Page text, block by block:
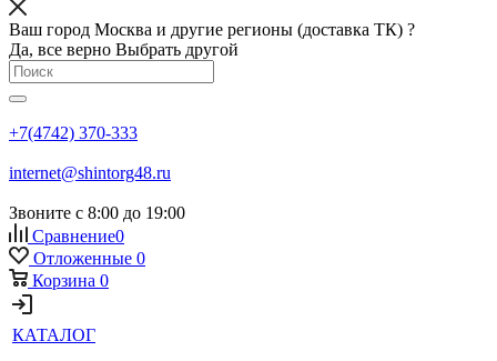
Ваш город Москва и другие регионы (доставка ТК) ?
Да, все верно Выбрать другой
+7(4742) 370-333
internet@shintorg48.ru
Звоните с 8:00 до 19:00
Сравнение0
Отложенные 0
Корзина 0
КАТАЛОГ